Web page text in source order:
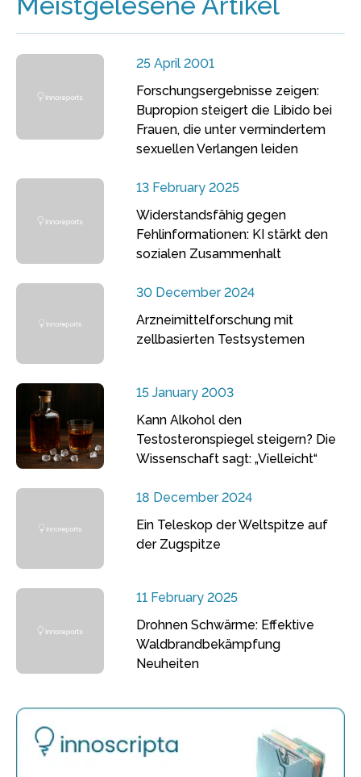
25 April 2001
Forschungsergebnisse zeigen:
Bupropion steigert die Libido bei
Frauen, die unter vermindertem
sexuellen Verlangen leiden
13 February 2025
Widerstandsfähig gegen
Fehlinformationen: KI stärkt den
sozialen Zusammenhalt
30 December 2024
Arzneimittelforschung mit
zellbasierten Testsystemen
15 January 2003
Kann Alkohol den
Testosteronspiegel steigern? Die
Wissenschaft sagt: „Vielleicht“
18 December 2024
Ein Teleskop der Weltspitze auf
der Zugspitze
11 February 2025
Drohnen Schwärme: Effektive
Waldbrandbekämpfung
Neuheiten